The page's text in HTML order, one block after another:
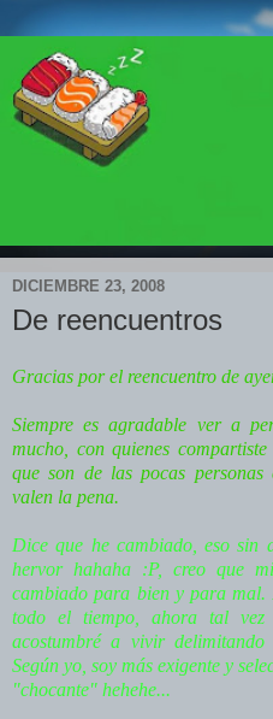
DICIEMBRE 23, 2008
De reencuentros
Gracias por el reencuentro de
Siempre es agradable ver a
mucho, con quienes
que son de las pocas
valen la pena.
Dice que he cambiado, eso sin
hervor hahaha :P, creo que
cambiado para bien y para mal.
todo el tiempo, ahora tal
acostumbré a vivir
Según yo, soy más exigente y
"chocante" hehehe...